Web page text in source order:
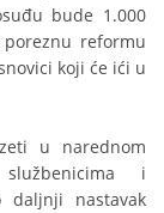
bude 1.000
reformu
koji će ići u
u narednom
i
daljnji nastavak